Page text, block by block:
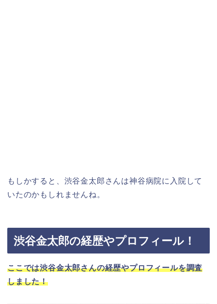
もしかすると、渋谷金太郎さんは神谷病院に入院して
いたのかもしれませんね。
渋谷金太郎の経歴やプロフィール！
ここでは渋谷金太郎さんの経歴やプロフィールを調査
しました！